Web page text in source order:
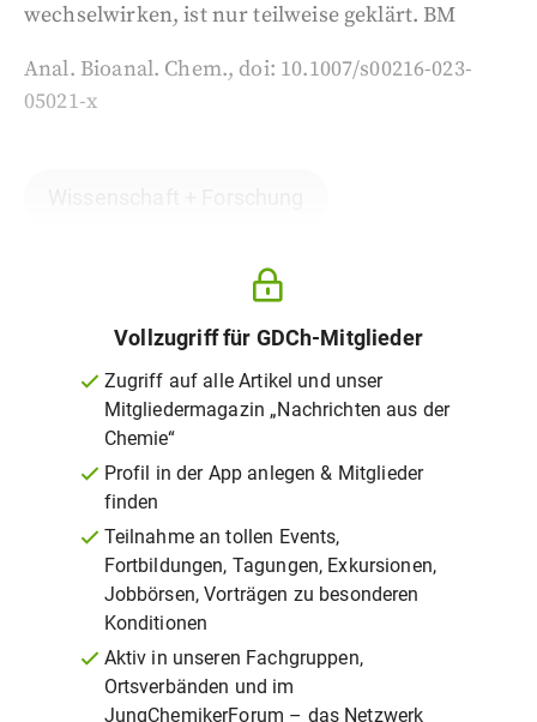
wechselwirken, ist nur teilweise geklärt. BM
Anal. Bioanal. Chem., doi: 10.1007/s00216-023-
05021-x
Vollzugriff für GDCh-Mitglieder
Zugriff auf alle Artikel und unser
Mitgliedermagazin „Nachrichten aus der
Chemie“
Profil in der App anlegen & Mitglieder
finden
Teilnahme an tollen Events,
Fortbildungen, Tagungen, Exkursionen,
Jobbörsen, Vorträgen zu besonderen
Konditionen
Aktiv in unseren Fachgruppen,
Ortsverbänden und im
JungChemikerForum – das Netzwerk